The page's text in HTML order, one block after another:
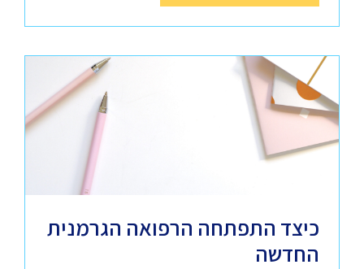
כיצד התפתחה הרפואה הגרמנית
החדשה